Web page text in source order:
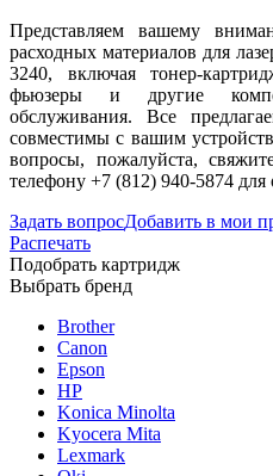
Представляем вашему
расходных материалов для
3240, включая тонер-
фьюзеры и другие
обслуживания. Все
совместимы с вашим
вопросы, пожалуйста,
телефону +7 (812) 940-5874
Задать вопросДобавить в мои
Распечать
Подобрать картридж
Выбрать бренд
Brother
Canon
Epson
HP
Konica Minolta
Kyocera Mita
Lexmark